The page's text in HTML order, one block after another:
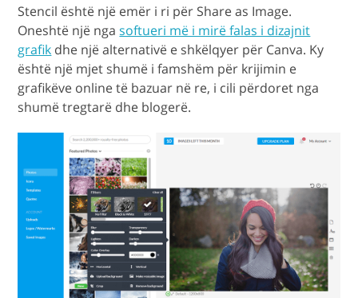
Stencil është një emër i ri për Share as Image.
Oneshtë një ngasoftueri më i mirë falas i dizajnit
grafik dhe një alternativë e shkëlqyer për Canva. Ky
është një mjet shumë i famshëm për krijimin e
grafikëve online të bazuar në re, i cili përdoret nga
shumë tregtarë dhe blogerë.